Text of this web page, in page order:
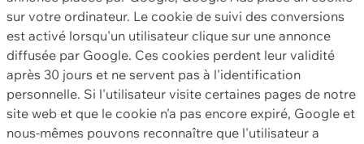
sur votre ordinateur. Le cookie de suivi des conversions
est activé lorsqu'un utilisateur clique sur une annonce
diffusée par Google. Ces cookies perdent leur validité
après 30 jours et ne servent pas à l'identification
personnelle. Si l'utilisateur visite certaines pages de notre
site web et que le cookie n'a pas encore expiré, Google et
nous-mêmes pouvons reconnaître que l'utilisateur a